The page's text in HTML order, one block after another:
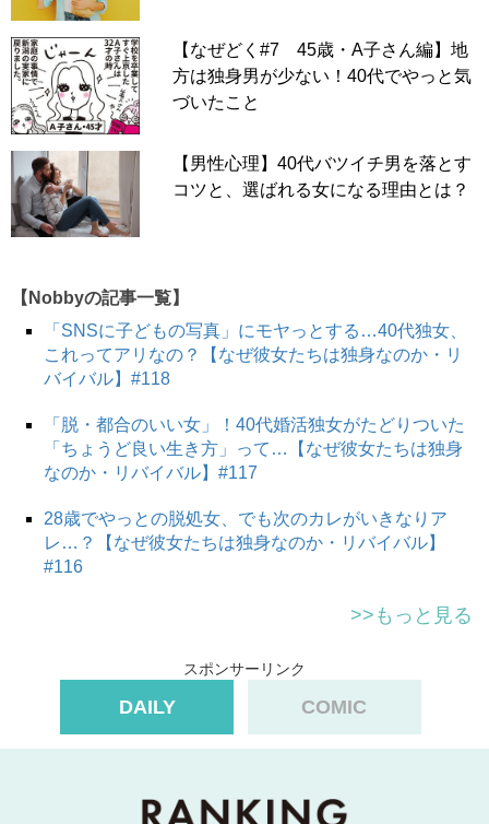
【なぜどく#7 45歳・A子さん編】地
方は独身男が少ない！40代でやっと気
づいたこと
【男性心理】40代バツイチ男を落とす
コツと、選ばれる女になる理由とは？
【Nobbyの記事一覧】
「SNSに子どもの写真」にモヤっとする…40代独女、
これってアリなの？【なぜ彼女たちは独身なのか・リ
バイバル】#118
「脱・都合のいい女」！40代婚活独女がたどりついた
「ちょうど良い生き方」って…【なぜ彼女たちは独身
なのか・リバイバル】#117
28歳でやっとの脱処女、でも次のカレがいきなりア
レ…？【なぜ彼女たちは独身なのか・リバイバル】
#116
>>もっと見る
スポンサーリンク
DAILY COMIC